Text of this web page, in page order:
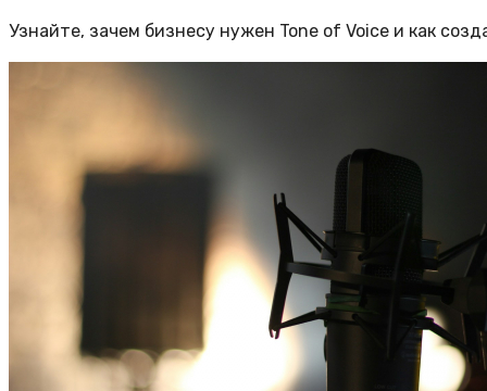
Узнайте, зачем бизнесу нужен Tone of Voice и как